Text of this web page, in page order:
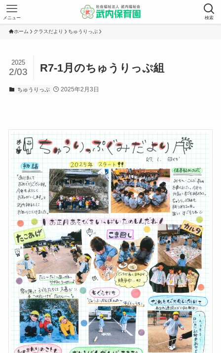
検索
メニュー
ホーム クラスだより ちゅうりっぷ
R7-1月のちゅうりっぷ組
2025
2/03
ちゅうりっぷ 2025年2月3日